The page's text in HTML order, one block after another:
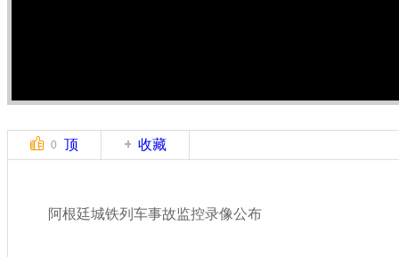
0 顶 收藏
阿根廷城铁列车事故监控录像公布